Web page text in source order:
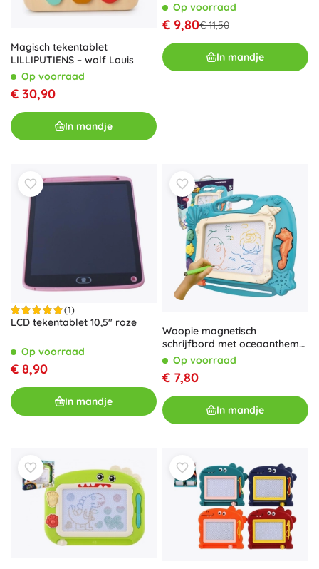
Magisch tekentablet
LILLIPUTIENS – wolf Louis
Op voorraad
€ 30,90
In mandje
Op voorraad
€ 9,80€ 11,50
In mandje
(1)
LCD tekentablet 10,5" roze
Op voorraad
€ 8,90
In mandje
Woopie magnetisch
schrijfbord met oceaanthema
- groen
Op voorraad
€ 7,80
In mandje